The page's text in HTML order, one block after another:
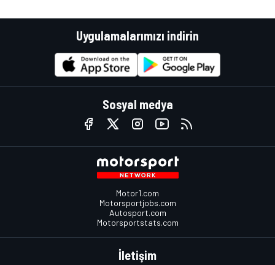
Uygulamalarımızı indirin
Sosyal medya
Motor1.com
Motorsportjobs.com
Autosport.com
Motorsportstats.com
İletişim